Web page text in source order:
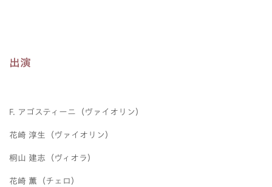
出演
F. アゴスティーニ（ヴァイオリン）
花崎 淳生（ヴァイオリン）
桐山 建志（ヴィオラ）
花崎 薫（チェロ）